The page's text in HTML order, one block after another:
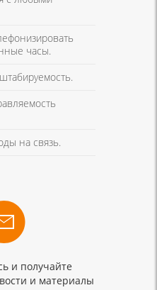
часы.
на связь.
и получайте
и материалы